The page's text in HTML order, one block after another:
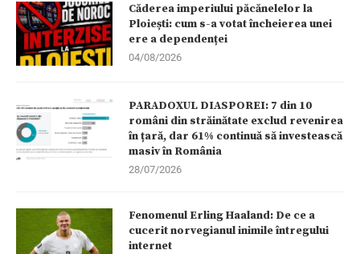
Căderea imperiului păcănelelor la
Ploiești: cum s-a votat încheierea unei
ere a dependenței
04/08/2026
PARADOXUL DIASPOREI: 7 din 10
români din străinătate exclud revenirea
în țară, dar 61% continuă să investească
masiv în România
28/07/2026
Fenomenul Erling Haaland: De ce a
cucerit norvegianul inimile întregului
internet